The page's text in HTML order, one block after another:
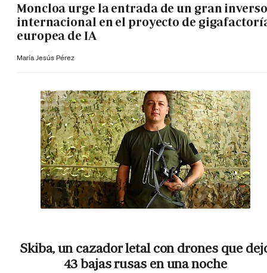
Moncloa urge la entrada de un gran
internacional en el proyecto de
europea de IA
María Jesús Pérez
Skiba, un cazador letal con drones que
43 bajas rusas en una noche